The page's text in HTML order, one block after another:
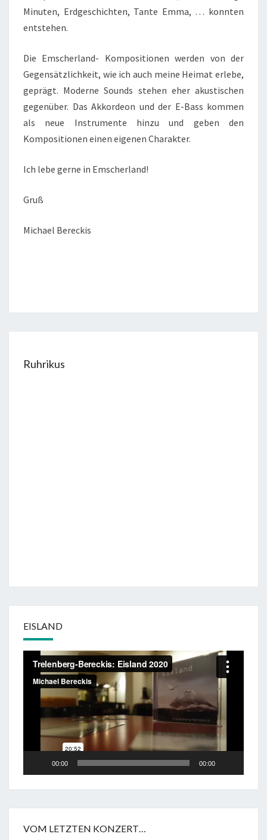
Minuten, Erdgeschichten, Tante Emma, … konnten
entstehen.
Die Emscherland- Kompositionen werden von der
Gegensätzlichkeit, wie ich auch meine Heimat erlebe,
geprägt. Moderne Sounds stehen eher akustischen
gegenüber. Das Akkordeon und der E-Bass kommen
als neue Instrumente hinzu und geben den
Kompositionen einen eigenen Charakter.
Ich lebe gerne in Emscherland!
Gruß
Michael Bereckis
Ruhrikus
EISLAND
Video-
Player
00:00 00:00
VOM LETZTEN KONZERT…